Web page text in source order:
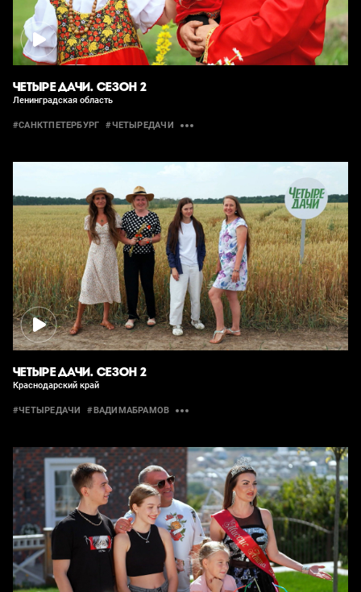
ЧЕТЫРЕ ДАЧИ. СЕЗОН 2
Ленинградская область
#САНКТПЕТЕРБУРГ #ЧЕТЫРЕДАЧИ
ЧЕТЫРЕ ДАЧИ. СЕЗОН 2
Краснодарский край
#ЧЕТЫРЕДАЧИ #ВАДИМАБРАМОВ